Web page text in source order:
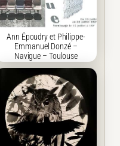
Ann Époudry et Philippe-
Emmanuel Donzé –
Navigue – Toulouse